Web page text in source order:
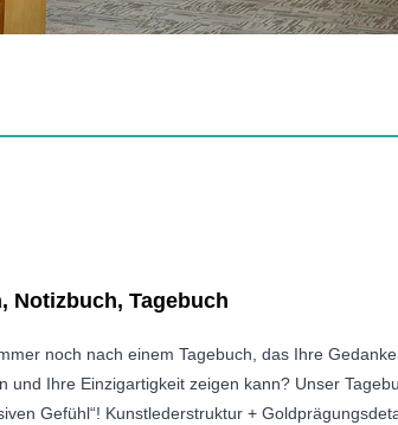
Notizbuch, Tagebuch
noch nach einem Tagebuch, das Ihre
und Ihre Einzigartigkeit zeigen kann? Unser
Gefühl“! Kunstlederstruktur +